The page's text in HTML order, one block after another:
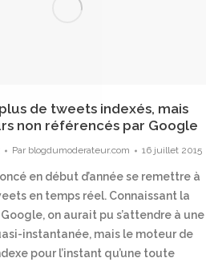
de tweets indexés, mais
non référencés par Google
Par blogdumoderateur.com 16 juillet 2015
en début d’année se remettre à
en temps réel. Connaissant la
on aurait pu s’attendre à une
instantanée, mais le moteur de
pour l’instant qu’une toute